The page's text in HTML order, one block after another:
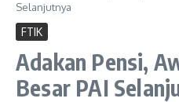
Selanjutnya
FTIK
Adakan Pensi,
Besar PAI